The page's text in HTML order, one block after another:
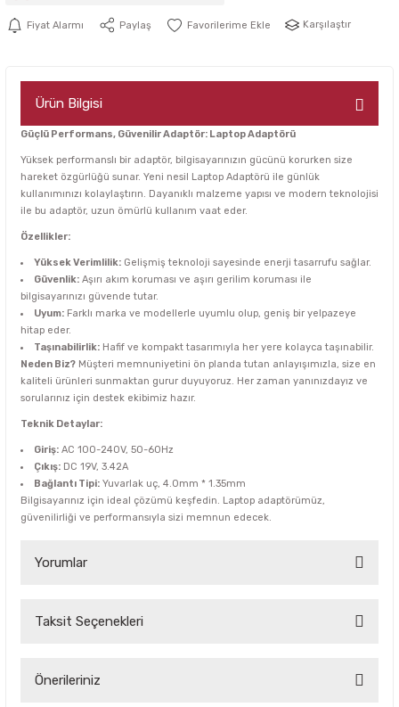
Fiyat Alarmı Paylaş Karşılaştır
Ürün Bilgisi
Güçlü Performans, Güvenilir Adaptör: Laptop Adaptörü
Yüksek performanslı bir adaptör, bilgisayarınızın gücünü korurken size
hareket özgürlüğü sunar. Yeni nesil Laptop Adaptörü ile günlük
kullanımınızı kolaylaştırın. Dayanıklı malzeme yapısı ve modern teknolojisi
ile bu adaptör, uzun ömürlü kullanım vaat eder.
Özellikler:
Yüksek Verimlilik: Gelişmiş teknoloji sayesinde enerji tasarrufu sağlar.
Güvenlik: Aşırı akım koruması ve aşırı gerilim koruması ile
bilgisayarınızı güvende tutar.
Uyum: Farklı marka ve modellerle uyumlu olup, geniş bir yelpazeye
hitap eder.
Taşınabilirlik: Hafif ve kompakt tasarımıyla her yere kolayca taşınabilir.
Neden Biz? Müşteri memnuniyetini ön planda tutan anlayışımızla, size en
kaliteli ürünleri sunmaktan gurur duyuyoruz. Her zaman yanınızdayız ve
sorularınız için destek ekibimiz hazır.
Teknik Detaylar:
Giriş: AC 100-240V, 50-60Hz
Çıkış: DC 19V, 3.42A
Bağlantı Tipi: Yuvarlak uç, 4.0mm * 1.35mm
Bilgisayarınız için ideal çözümü keşfedin. Laptop adaptörümüz,
güvenilirliği ve performansıyla sizi memnun edecek.
Yorumlar
Bu ürüne ilk yorumu siz yapın!
Taksit Seçenekleri
Önerileriniz